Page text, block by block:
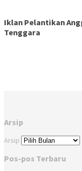
Iklan Pelantikan
Tenggara
Arsip
Arsip
Pos-pos Terbaru